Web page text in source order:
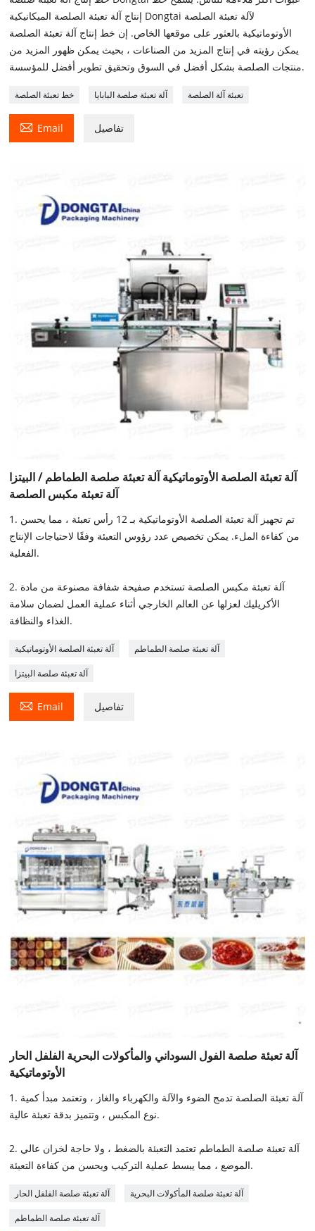
إنتاج آلة تعبئة الصلصة الميكانيكية Dongtai لآلة تعبئة الصلصة
الأوتوماتيكية بالعثور على موقعها الخاص. إن خط إنتاج آلة تعبئة الصلصة
يمكن رؤيته في إنتاج المزيد من الصناعات ، بحيث يمكن ظهور المزيد من
منتجات الصلصة بشكل أفضل في السوق وتحقيق تطوير أفضل للمؤسسة.
خط تعبئة الصلصة آلة تعبئة صلصة البابايا تعبئة آلة الصلصة
 Email تفاصيل
آلة تعبئة الصلصة الأوتوماتيكية آلة تعبئة صلصة الطماطم / البيتزا
آلة تعبئة مكبس الصلصة
1. تم تجهيز آلة تعبئة الصلصة الأوتوماتيكية بـ 12 رأس تعبئة ، مما يحسن
من كفاءة الملء. يمكن تخصيص عدد رؤوس التعبئة وفقًا لاحتياجات الإنتاج
الفعلية.
2. آلة تعبئة مكبس الصلصة تستخدم صفيحة شفافة مصنوعة من مادة
الأكريليك لعزلها عن العالم الخارجي أثناء عملية العمل لضمان سلامة
الغذاء والنظافة.
آلة تعبئة الصلصة الأوتوماتيكية آلة تعبئة صلصة الطماطم
آلة تعبئة صلصة البيتزا
 Email تفاصيل
آلة تعبئة صلصة الفول السوداني والمأكولات البحرية الفلفل الحار
الأوتوماتيكية
1. آلة تعبئة الصلصة تدمج الضوء والآلة والكهرباء والغاز ، وتعتمد مبدأ كمية
نوع المكبس ، وتتميز بدقة تعبئة عالية.
2. آلة تعبئة صلصة الطماطم تعتمد التعبئة بالضغط ، ولا حاجة لخزان عالي
الموضع ، مما يبسط عملية التركيب ويحسن من كفاءة التعبئة.
آلة تعبئة صلصة الفلفل الحار آلة تعبئة صلصة المأكولات البحرية
آلة تعبئة صلصة الطماطم